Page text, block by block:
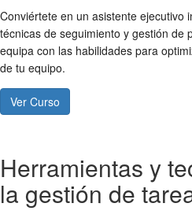
Conviértete en un asistente ejecutivo
técnicas de seguimiento y gestión de
equipa con las habilidades para
de tu equipo.
Ver Curso
Herramientas y
la gestión de